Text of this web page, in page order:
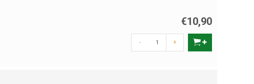
€10,90
- +